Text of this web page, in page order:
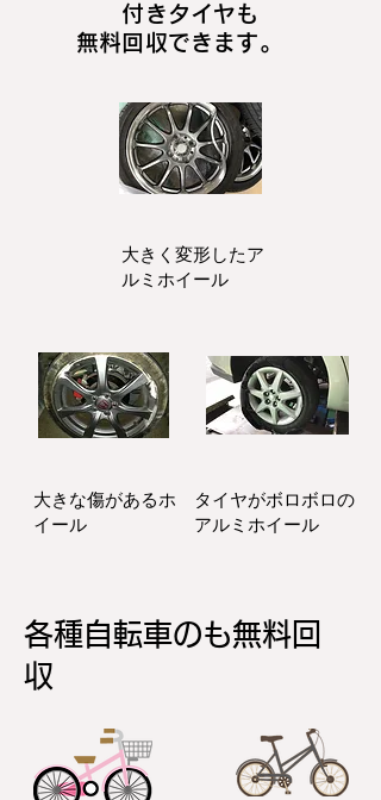
付きタイヤも
無料回収できます。
大きく変形したア
ルミホイール
大きな傷があるホ
イール
タイヤがボロボロの
アルミホイール
各種自転車のも無料回
収